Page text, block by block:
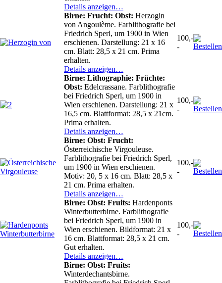
Details anzeigen…
Birne: Frucht: Obst: Herzogin
von Angoulème. Farblithografie bei
Friedrich Sperl, um 1900 in Wien
erschienen. Darstellung: 21 x 16
cm. Blatt: 28,5 x 21 cm. Prima
erhalten.
Details anzeigen…
100,-
-
Birne: Lithographie: Früchte:
Obst: Edelcrassane. Farblithografie
bei Friedrich Sperl, um 1900 in
Wien erschienen. Darstellung: 21 x
16,5 cm. Blattformat: 28,5 x 21cm.
Prima erhalten.
Details anzeigen…
100,-
-
Birne: Obst: Frucht:
Österreichische Virgouleuse.
Farblithografie bei Friedrich Sperl,
um 1900 in Wien erschienen.
Motiv: 20, 5 x 16 cm. Blatt: 28,5 x
21 cm. Prima erhalten.
Details anzeigen…
100,-
-
Birne: Obst: Fruits: Hardenponts
Winterbutterbirne. Farblithografie
bei Friedrich Sperl, um 1900 in
Wien erschienen. Bildformat: 21 x
16 cm. Blattformat: 28,5 x 21 cm.
Gut erhalten.
Details anzeigen…
100,-
-
Birne: Obst: Fruits:
Winterdechantsbirne.